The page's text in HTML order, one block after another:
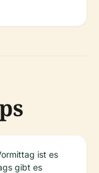
ist es
gibt es